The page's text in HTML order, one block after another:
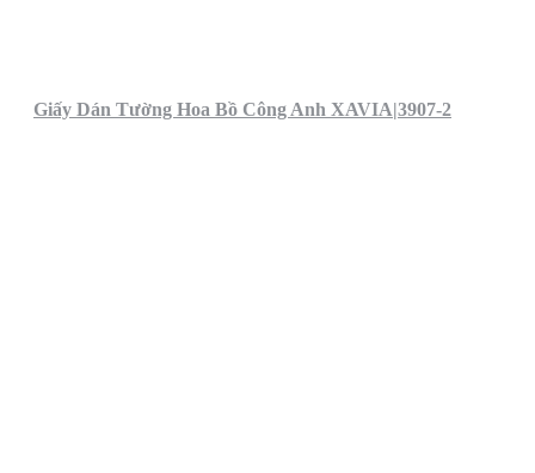
Giấy Dán Tường Hoa Bồ Công Anh XAVIA|3907-2